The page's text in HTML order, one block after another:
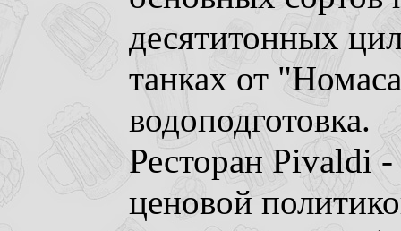
десятитонных
танках от
водоподготовка.
Ресторан Pivaldi -
ценовой